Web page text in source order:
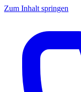
Zum Inhalt springen